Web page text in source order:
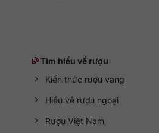
Tìm hiểu về rượu
Kiến thức rượu vang
Hiểu về rượu ngoại
Rượu Việt Nam